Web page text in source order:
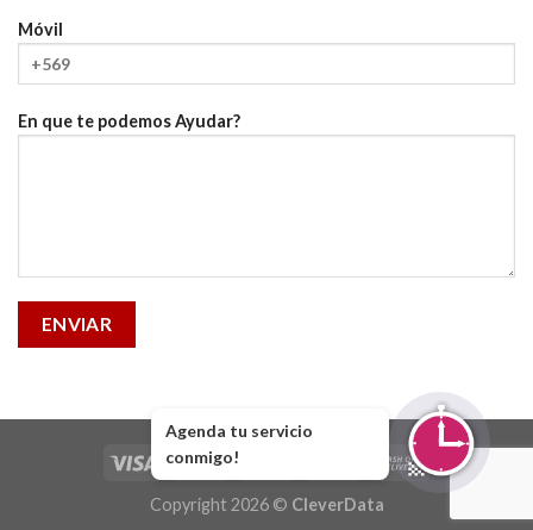
Móvil
En que te podemos Ayudar?
Copyright 2026 © CleverData
Agenda tu servicio
conmigo!